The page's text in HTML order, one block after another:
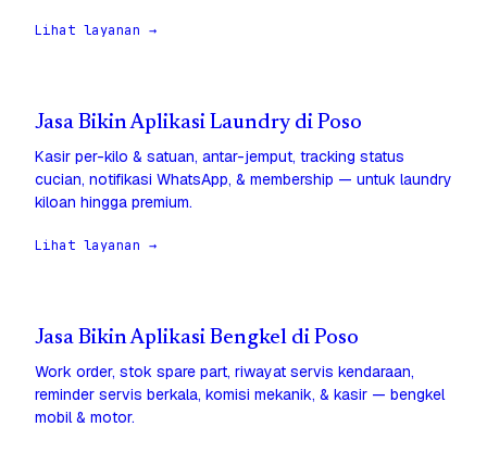
Lihat layanan →
Jasa Bikin Aplikasi Laundry di Poso
Kasir per-kilo & satuan, antar-jemput, tracking status
cucian, notifikasi WhatsApp, & membership — untuk laundry
kiloan hingga premium.
Lihat layanan →
Jasa Bikin Aplikasi Bengkel di Poso
Work order, stok spare part, riwayat servis kendaraan,
reminder servis berkala, komisi mekanik, & kasir — bengkel
mobil & motor.